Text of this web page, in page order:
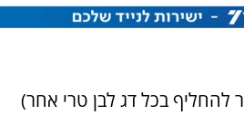
להחליף בכל דג לבן טרי אחר)